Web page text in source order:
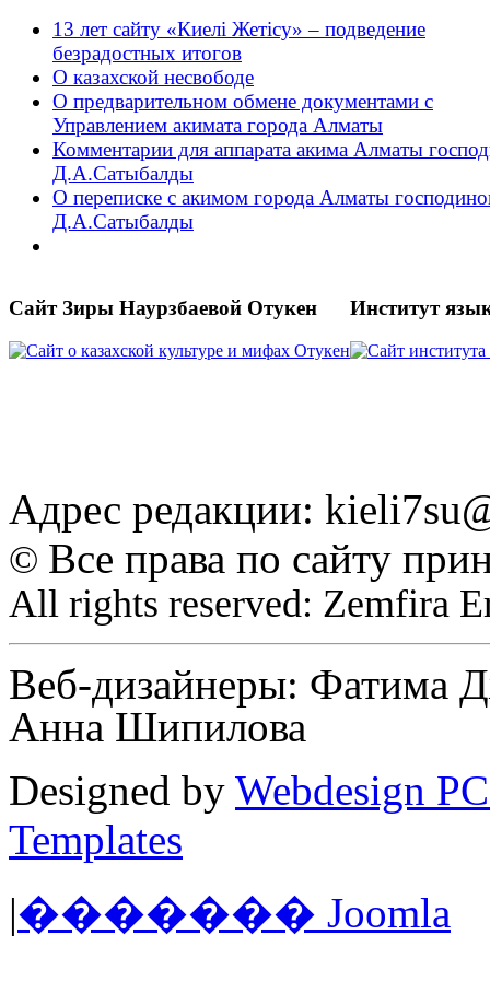
13 лет сайту «Киелі Жетісу» – подведение
безрадостных итогов
О казахской несвободе
О предварительном обмене документами с
Управлением акимата города Алматы
Комментарии для аппарата акима Алматы
Д.А.Сатыбалды
О переписке с акимом города Алматы
Д.А.Сатыбалды
Сайт Зиры Наурзбаевой Отукен Институт
Адрес редакции:
© Все права по сайту
All rights reserved: Zemfira
Веб-дизайнеры: Фатима
Анна Шипилова
Designed by Webdesign
Templates
|������� Joomla